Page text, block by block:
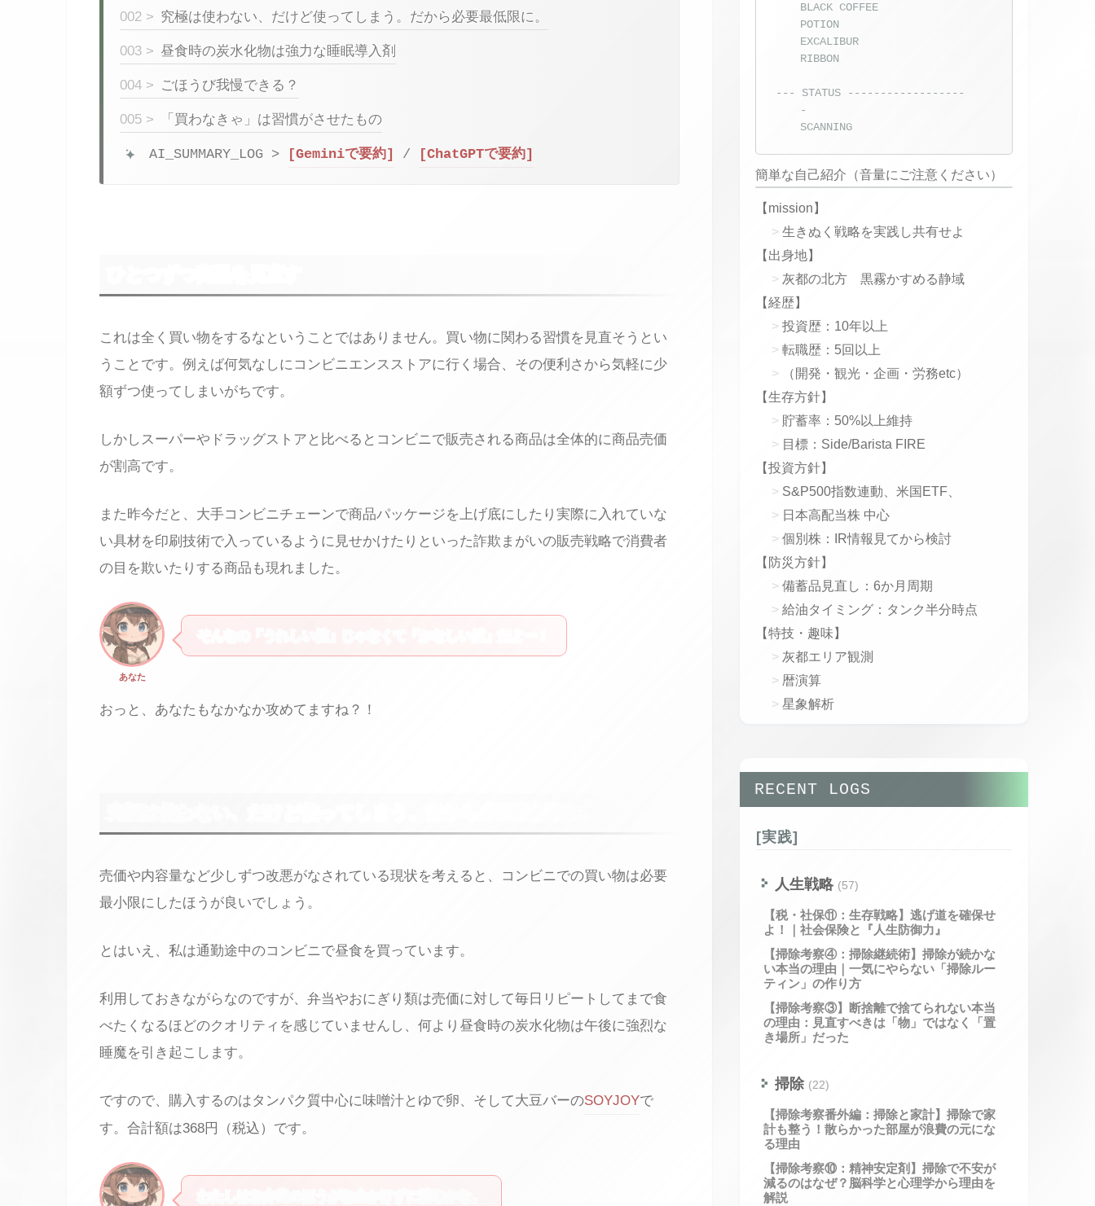
002 > 究極は使わない、だけど使ってしまう。だから必要最低限に。
003 > 昼食時の炭水化物は強力な睡眠導入剤
004 > ごほうび我慢できる？
005 > 「買わなきゃ」は習慣がさせたもの
AI_SUMMARY_LOG > [Geminiで要約] / [ChatGPTで要約]
これは全く買い物をするなということではありません。買い物に関わる習慣を見直そうとい
うことです。例えば何気なしにコンビニエンスストアに行く場合、その便利さから気軽に少
額ずつ使ってしまいがちです。
しかしスーパーやドラッグストアと比べるとコンビニで販売される商品は全体的に商品売価
が割高です。
また昨今だと、大手コンビニチェーンで商品パッケージを上げ底にしたり実際に入れていな
い具材を印刷技術で入っているように見せかけたりといった詐欺まがいの販売戦略で消費者
の目を欺いたりする商品も現れました。
あなた
おっと、あなたもなかなか攻めてますね？！
究極は使わない、だけど使ってしまう。だから必要最低限に。
売価や内容量など少しずつ改悪がなされている現状を考えると、コンビニでの買い物は必要
最小限にしたほうが良いでしょう。
とはいえ、私は通勤途中のコンビニで昼食を買っています。
利用しておきながらなのですが、弁当やおにぎり類は売価に対して毎日リピートしてまで食
べたくなるほどのクオリティを感じていませんし、何より昼食時の炭水化物は午後に強烈な
睡魔を引き起こします。
ですので、購入するのはタンパク質中心に味噌汁とゆで卵、そして大豆バーのSOYJOYで
す。合計額は368円（税込）です。
BLACK COFFEE
POTION
EXCALIBUR
RIBBON
--- STATUS ------------------
-
SCANNING
簡単な自己紹介（音量にご注意ください）
【mission】
生きぬく戦略を実践し共有せよ
【出身地】
灰都の北方 黒霧かすめる静域
【経歴】
投資歴：10年以上
転職歴：5回以上
（開発・観光・企画・労務etc）
【生存方針】
貯蓄率：50%以上維持
目標：Side/Barista FIRE
【投資方針】
S&P500指数連動、米国ETF、
日本高配当株 中心
個別株：IR情報見てから検討
【防災方針】
備蓄品見直し：6か月周期
給油タイミング：タンク半分時点
【特技・趣味】
灰都エリア観測
暦演算
星象解析
RECENT LOGS
[実践]
人生戦略 (57)
【税・社保⑪：生存戦略】逃げ道を確保せ
よ！｜社会保険と『人生防御力』
【掃除考察④：掃除継続術】掃除が続かな
い本当の理由｜一気にやらない「掃除ルー
ティン」の作り方
【掃除考察③】断捨離で捨てられない本当
の理由：見直すべきは「物」ではなく「置
き場所」だった
掃除 (22)
【掃除考察番外編：掃除と家計】掃除で家
計も整う！散らかった部屋が浪費の元にな
る理由
【掃除考察⑩：精神安定剤】掃除で不安が
減るのはなぜ？脳科学と心理学から理由を
解説